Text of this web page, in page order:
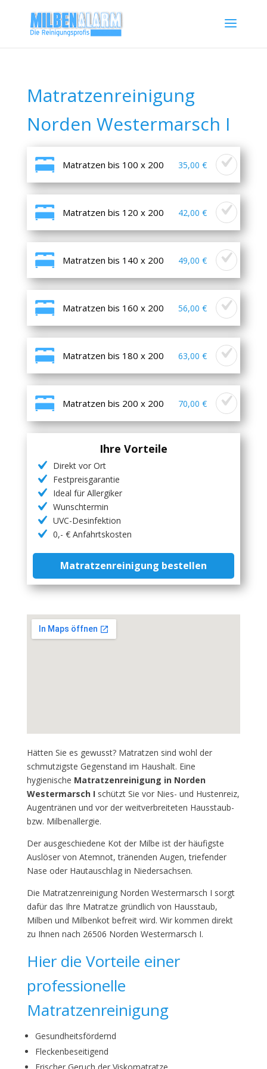
Matratzenreinigung
Norden Westermarsch I
Matratzen bis 100 x 200 35,00 €
Matratzen bis 120 x 200 42,00 €
Matratzen bis 140 x 200 49,00 €
Matratzen bis 160 x 200 56,00 €
Matratzen bis 180 x 200 63,00 €
Matratzen bis 200 x 200 70,00 €
Ihre Vorteile
Direkt vor Ort
Festpreisgarantie
Ideal für Allergiker
Wunschtermin
UVC-Desinfektion
0,- € Anfahrtskosten
Matratzenreinigung bestellen
Hätten Sie es gewusst? Matratzen sind wohl der
schmutzigste Gegenstand im Haushalt. Eine
hygienische Matratzenreinigung in Norden
Westermarsch Ischützt Sie vor Nies- und Hustenreiz,
Augentränen und vor der weitverbreiteten Hausstaub-
bzw. Milbenallergie.
Der ausgeschiedene Kot der Milbe ist der häufigste
Auslöser von Atemnot, tränenden Augen, triefender
Nase oder Hautauschlag in Niedersachsen.
Die Matratzenreinigung Norden Westermarsch I sorgt
dafür das Ihre Matratze gründlich von Hausstaub,
Milben und Milbenkot befreit wird. Wir kommen direkt
zu Ihnen nach 26506 Norden Westermarsch I.
Hier die Vorteile einer
professionelle
Matratzenreinigung
Gesundheitsfördernd
Fleckenbeseitigend